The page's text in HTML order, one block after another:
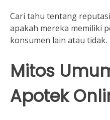
Cari tahu tentang
apakah mereka memiliki
konsumen lain atau tidak.
Mitos
Apotek